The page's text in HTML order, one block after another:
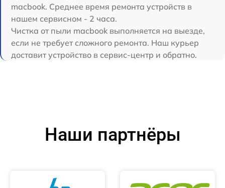
macbook. Среднее время ремонта устройств в
нашем сервисном - 2 часа.
Чистка от пыли macbook выполняется на выезде,
если не требует сложного ремонта. Наш курьер
доставит устройство в сервис-центр и обратно.
Наши партнёры